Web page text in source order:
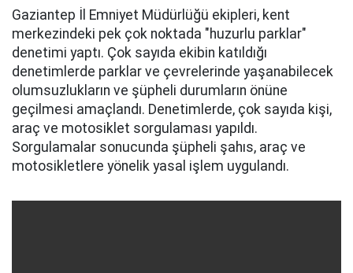
Gaziantep İl Emniyet Müdürlüğü ekipleri, kent
merkezindeki pek çok noktada "huzurlu parklar"
denetimi yaptı. Çok sayıda ekibin katıldığı
denetimlerde parklar ve çevrelerinde yaşanabilecek
olumsuzlukların ve şüpheli durumların önüne
geçilmesi amaçlandı. Denetimlerde, çok sayıda kişi,
araç ve motosiklet sorgulaması yapıldı.
Sorgulamalar sonucunda şüpheli şahıs, araç ve
motosikletlere yönelik yasal işlem uygulandı.